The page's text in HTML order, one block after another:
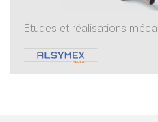
Études et réalisations